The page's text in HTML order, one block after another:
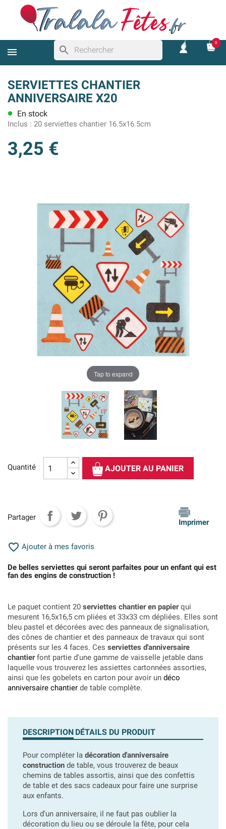
search
0
SERVIETTES CHANTIER
ANNIVERSAIRE X20
lens En stock
Inclus : 20 serviettes chantier 16.5x16.5cm
3,25 €
Tap to expand
Quantité AJOUTER AU PANIER
Partager
Imprimer
 Ajouter à mes favoris
De belles serviettes qui seront parfaites pour un enfant qui est
fan des engins de construction !
Le paquet contient 20 serviettes chantier en papierqui
mesurent 16,5x16,5 cm pliées et 33x33 cm dépliées. Elles sont
bleu pastel et décorées avec des panneaux de signalisation,
des cônes de chantier et des panneaux de travaux qui sont
présents sur les 4 faces. Ces serviettes d'anniversaire
chantierfont partie d'une gamme de vaisselle jetable dans
laquelle vous trouverez les assiettes cartonnées assorties,
ainsi que les gobelets en carton pour avoir un déco
anniversaire chantier de table complète.
DESCRIPTION DÉTAILS DU PRODUIT
Pour compléter la décoration d'anniversaire
construction de table, vous trouverez de beaux
chemins de tables assortis, ainsi que des confettis
de table et des sacs cadeaux pour faire une surprise
aux enfants.
Lors d'un anniversaire, il ne faut pas oublier la
décoration du lieu ou se déroule la fête, pour cela